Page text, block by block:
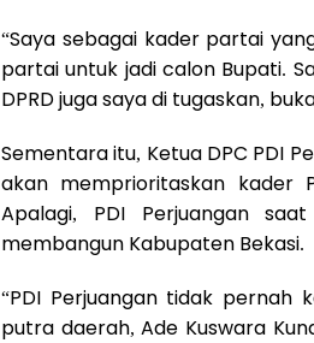
“Saya sebagai kader partai
partai untuk jadi calon Bupati.
DPRD juga saya di tugaskan,
Sementara itu, Ketua DPC PDI
akan memprioritaskan kader
Apalagi, PDI Perjuangan
membangun Kabupaten Bekasi.
“PDI Perjuangan tidak pernah
putra daerah, Ade Kuswara